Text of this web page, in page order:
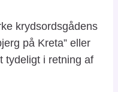
krydsordsgådens
på Kreta” eller
tydeligt i retning af